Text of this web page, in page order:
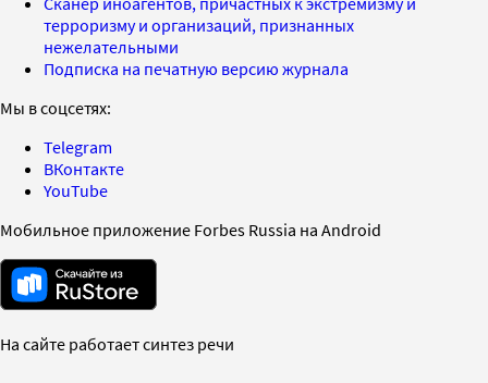
терроризму и организаций, признанных
нежелательными
Подписка на печатную версию журнала
Мы в соцсетях:
Telegram
ВКонтакте
YouTube
Мобильное приложение Forbes Russia на Android
На сайте работает синтез речи